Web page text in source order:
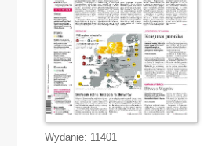
Wydanie: 11401